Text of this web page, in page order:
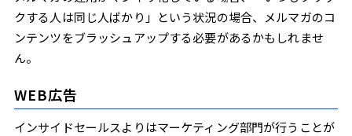
クする人は同じ人ばかり」という状況の場合、メルマガのコ
ンテンツをブラッシュアップする必要があるかもしれませ
ん。
WEB広告
インサイドセールスよりはマーケティング部門が行うことが